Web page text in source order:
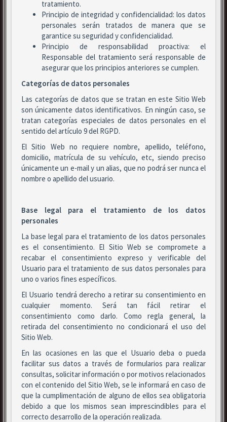
tratamiento.
Principio de integridad y confidencialidad: los datos
personales serán tratados de manera que se
garantice su seguridad y confidencialidad.
Principio de responsabilidad proactiva: el
Responsable del tratamiento será responsable de
asegurar que los principios anteriores se cumplen.
Categorías de datos personales
Las categorías de datos que se tratan en este Sitio Web
son únicamente datos identificativos. En ningún caso, se
tratan categorías especiales de datos personales en el
sentido del artículo 9 del RGPD.
El Sitio Web no requiere nombre, apellido, teléfono,
domicilio, matrícula de su vehículo, etc, siendo preciso
únicamente un e-mail y un alias, que no podrá ser nunca el
nombre o apellido del usuario.
Base legal para el tratamiento de los datos
personales
La base legal para el tratamiento de los datos personales
es el consentimiento. El Sitio Web se compromete a
recabar el consentimiento expreso y verificable del
Usuario para el tratamiento de sus datos personales para
uno o varios fines específicos.
El Usuario tendrá derecho a retirar su consentimiento en
cualquier momento. Será tan fácil retirar el
consentimiento como darlo. Como regla general, la
retirada del consentimiento no condicionará el uso del
Sitio Web.
En las ocasiones en las que el Usuario deba o pueda
facilitar sus datos a través de formularios para realizar
consultas, solicitar información o por motivos relacionados
con el contenido del Sitio Web, se le informará en caso de
que la cumplimentación de alguno de ellos sea obligatoria
debido a que los mismos sean imprescindibles para el
correcto desarrollo de la operación realizada.